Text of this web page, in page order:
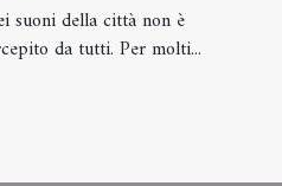
suoni della città non è
da tutti. Per molti...